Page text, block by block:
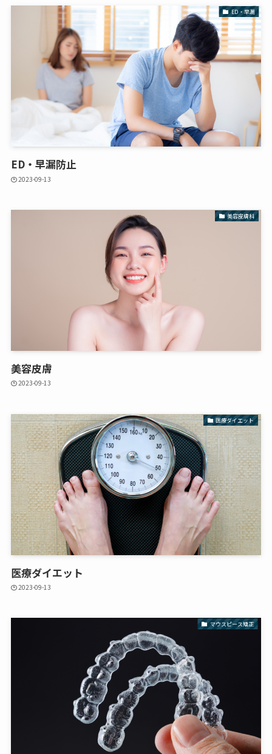
ED・早漏
ED・早漏防止
2023-09-13
美容皮膚科
美容皮膚
2023-09-13
医療ダイエット
医療ダイエット
2023-09-13
マウスピース矯正